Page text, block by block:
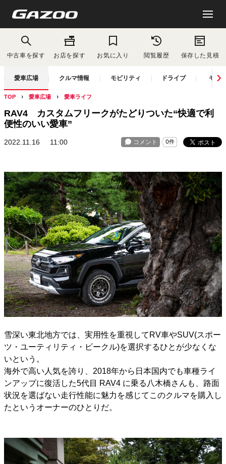
中古車を探す お店を探す お気に入り 閲覧履歴 保存した見積
愛車広場 クルマ情報 モビリティ ドライブ モー
TOP 愛車広場 愛車ライフ
RAV4 カスタムフリークがたどりついた“快適で利
便性のいい愛車”
2022.11.16 11:00
雪深い東北地方では、実用性を重視してRV車やSUV(スポー
ツ・ユーティリティ・ビークル)を選択するひとが少なくな
いという。
海外で高い人気を誇り、2018年から日本国内でも車種ライ
ンアップに復活した5代目 RAV4 に乗る八木橋さんも、路面
状況を選ばない走行性能に魅力を感じてこのクルマを購入し
たというオーナーのひとりだ。